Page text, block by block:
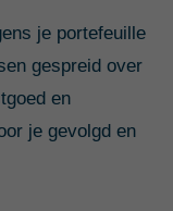
je portefeuille
gespreid over
en
je gevolgd en